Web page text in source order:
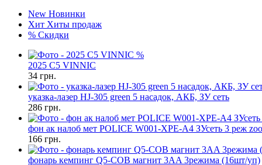
New Новинки
Хит Хиты продаж
% Скидки
%
2025 C5 VINNIC
34 грн.
указка-лазер HJ-305 green 5 насадок, АКБ, ЗУ сеть
286 грн.
фон ак налоб мет POLICE W001-XPE-A4 ЗУсеть 3 реж
166 грн.
фонарь кемпинг Q5-COB магнит 3AA 3режима (16шт/уп)